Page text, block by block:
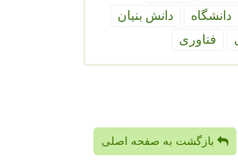
دانشگاه
دانش بنیان
فناوری
بازگشت به صفحه اصلی